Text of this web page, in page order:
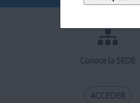
Conoce la SEDE
ACCEDER